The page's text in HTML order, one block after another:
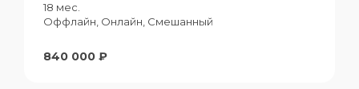
18 мес.
Оффлайн, Онлайн, Смешанный
840 000 ₽